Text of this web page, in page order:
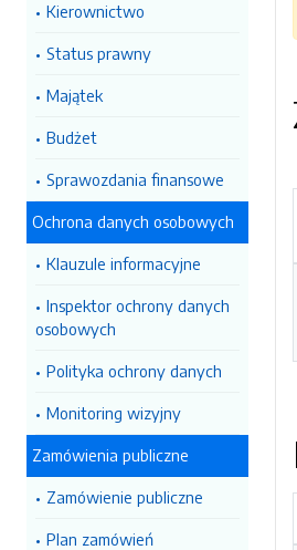
Kierownictwo
Status prawny
Majątek
Budżet
Sprawozdania finansowe
Ochrona danych osobowych
Klauzule informacyjne
Inspektor ochrony danych
osobowych
Polityka ochrony danych
Monitoring wizyjny
Zamówienia publiczne
Zamówienie publiczne
Plan zamówień